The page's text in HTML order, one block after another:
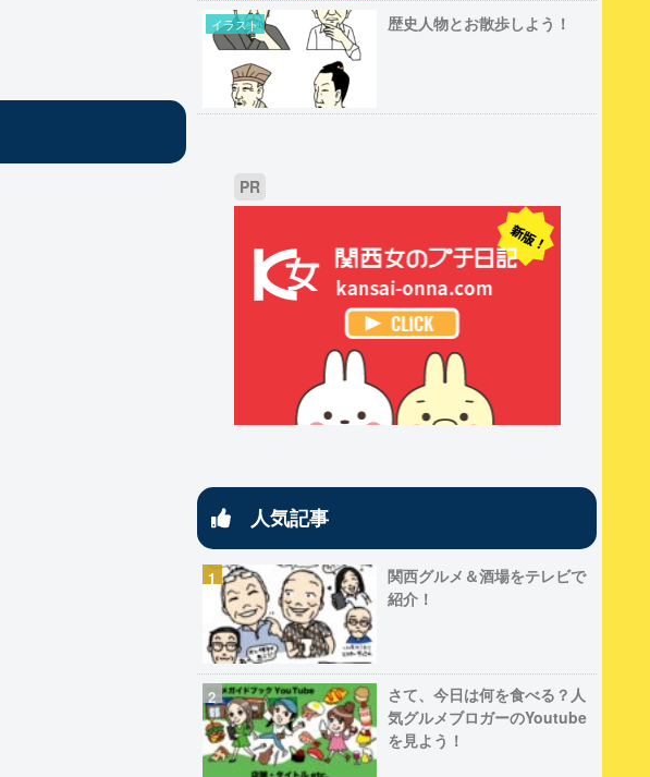
イラスト 歴史人物とお散歩しよう！
PR
人気記事
関西グルメ＆酒場をテレビで
紹介！
さて、今日は何を食べる？人
気グルメブロガーのYoutube
を見よう！